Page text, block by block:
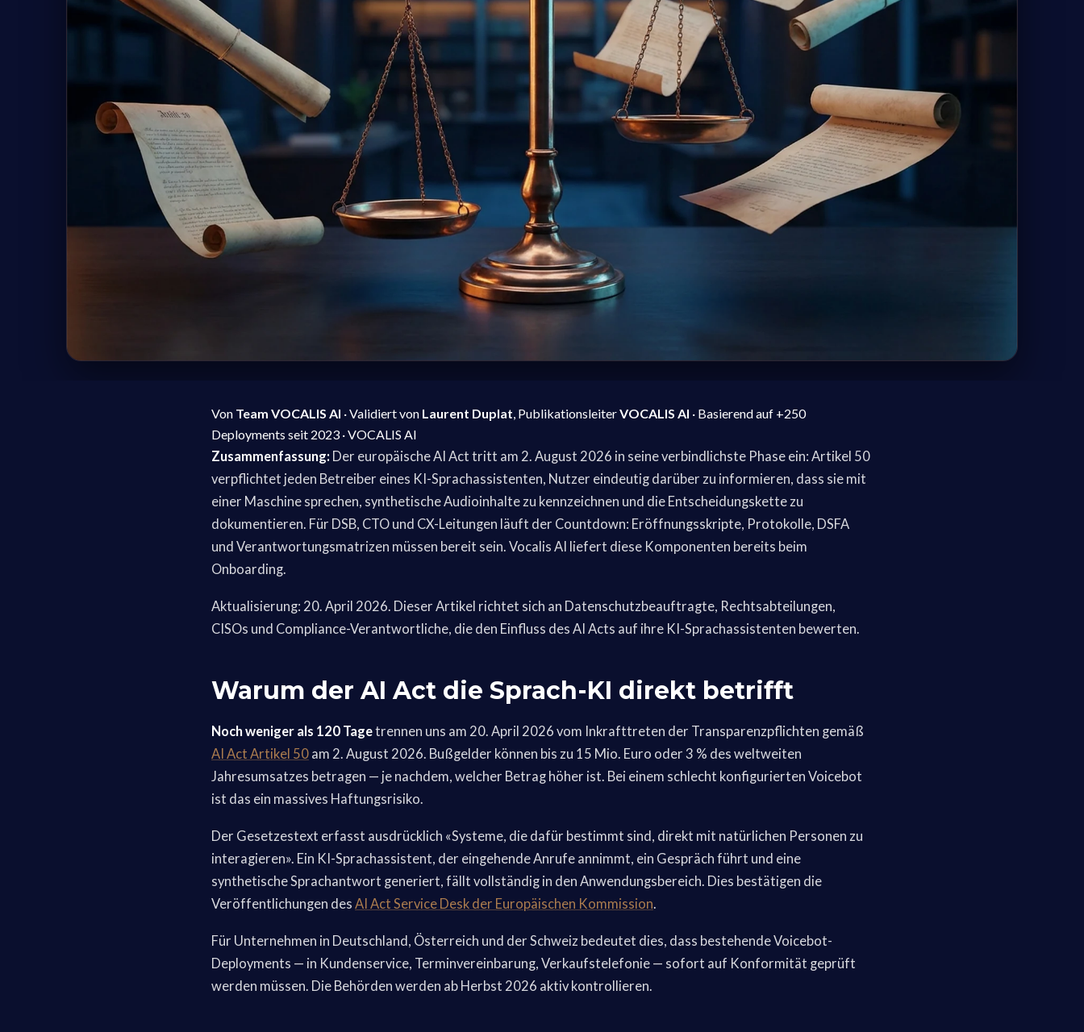
Von Team VOCALIS AI · Validiert von Laurent Duplat, PublikationsleiterVOCALIS AI · Basierend auf +250
Deployments seit 2023 · VOCALIS AI
Zusammenfassung: Der europäische AI Act tritt am 2. August 2026 in seine verbindlichste Phase ein: Artikel 50
verpflichtet jeden Betreiber eines KI-Sprachassistenten, Nutzer eindeutig darüber zu informieren, dass sie mit
einer Maschine sprechen, synthetische Audioinhalte zu kennzeichnen und die Entscheidungskette zu
dokumentieren. Für DSB, CTO und CX-Leitungen läuft der Countdown: Eröffnungsskripte, Protokolle, DSFA
und Verantwortungsmatrizen müssen bereit sein. Vocalis AI liefert diese Komponenten bereits beim
Onboarding.
Aktualisierung: 20. April 2026. Dieser Artikel richtet sich an Datenschutzbeauftragte, Rechtsabteilungen,
CISOs und Compliance-Verantwortliche, die den Einfluss des AI Acts auf ihre KI-Sprachassistenten bewerten.
Warum der AI Act die Sprach-KI direkt betrifft
Noch weniger als 120 Tagetrennen uns am 20. April 2026 vom Inkrafttreten der Transparenzpflichten gemäß
AI Act Artikel 50 am 2. August 2026. Bußgelder können bis zu 15 Mio. Euro oder 3 % des weltweiten
Jahresumsatzes betragen — je nachdem, welcher Betrag höher ist. Bei einem schlecht konfigurierten Voicebot
ist das ein massives Haftungsrisiko.
Der Gesetzestext erfasst ausdrücklich «Systeme, die dafür bestimmt sind, direkt mit natürlichen Personen zu
interagieren». Ein KI-Sprachassistent, der eingehende Anrufe annimmt, ein Gespräch führt und eine
synthetische Sprachantwort generiert, fällt vollständig in den Anwendungsbereich. Dies bestätigen die
Veröffentlichungen des AI Act Service Desk der Europäischen Kommission.
Für Unternehmen in Deutschland, Österreich und der Schweiz bedeutet dies, dass bestehende Voicebot-
Deployments — in Kundenservice, Terminvereinbarung, Verkaufstelefonie — sofort auf Konformität geprüft
werden müssen. Die Behörden werden ab Herbst 2026 aktiv kontrollieren.